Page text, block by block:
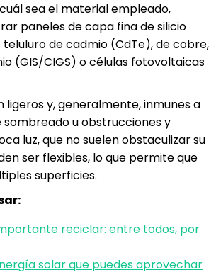
sea el material empleado,
paneles de capa fina de silicio
de cadmio (CdTe), de cobre,
(GIS/CIGS) o células fotovoltaicas
ligeros y, generalmente, inmunes a
sombreado u obstrucciones y
luz, que no suelen obstaculizar su
ser flexibles, lo que permite que
superficies.
reciclar: entre todos, por
solar que puedes aprovechar